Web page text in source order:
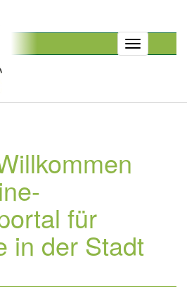
Toggle
navigation
für
in der Stadt